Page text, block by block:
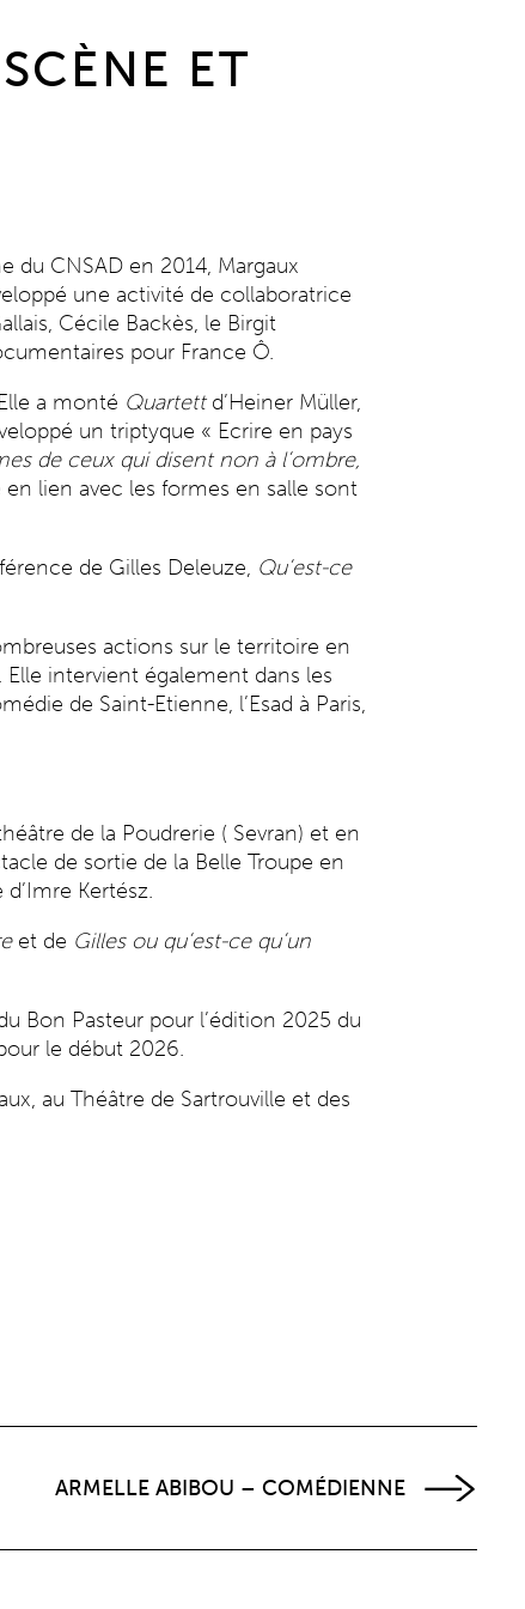
ET
du CNSAD en 2014, Margaux
une activité de collaboratrice
Cécile Backès, le Birgit
pour France Ô.
a monté Quartettd’Heiner Müller,
un triptyque « Ecrire en pays
de ceux qui disent non à l’ombre,
lien avec les formes en salle sont
de Gilles Deleuze, Qu’est-ce
actions sur le territoire en
intervient également dans les
de Saint-Etienne, l’Esad à Paris,
de la Poudrerie ( Sevran) et en
de sortie de la Belle Troupe en
Kertész.
et de Gilles ou qu’est-ce qu’un
Bon Pasteur pour l’édition 2025 du
le début 2026.
au Théâtre de Sartrouville et des
ARMELLE ABIBOU – COMÉDIENNE